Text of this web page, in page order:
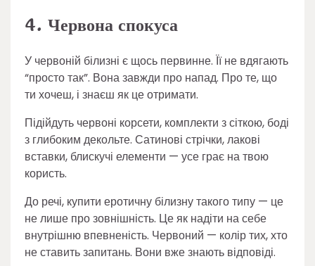
4. Червона спокуса
У червоній білизні є щось первинне. Її не вдягають
“просто так”. Вона завжди про напад. Про те, що
ти хочеш, і знаєш як це отримати.
Підійдуть червоні корсети, комплекти з сіткою, боді
з глибоким декольте. Сатинові стрічки, лакові
вставки, блискучі елементи — усе грає на твою
користь.
До речі, купити еротичну білизну такого типу — це
не лише про зовнішність. Це як надіти на себе
внутрішню впевненість. Червоний — колір тих, хто
не ставить запитань. Вони вже знають відповіді.